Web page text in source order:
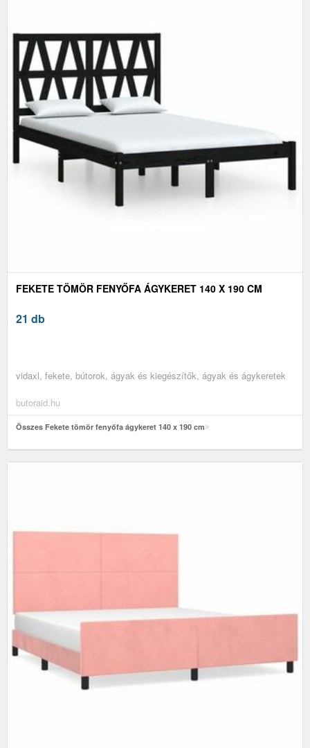
FEKETE TÖMÖR FENYŐFA ÁGYKERET 140 X 190 CM
21 db
vidaxl, fekete, bútorok, ágyak és kiegészítők, ágyak és ágykeretek
butoraid.hu
Összes Fekete tömör fenyőfa ágykeret 140 x 190 cm